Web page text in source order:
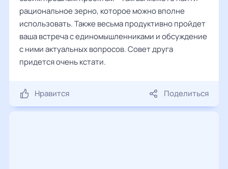
рациональное зерно, которое можно вполне
использовать. Также весьма продуктивно пройдет
ваша встреча с единомышленниками и обсуждение
с ними актуальных вопросов. Совет друга
придется очень кстати.
Нравится Поделиться